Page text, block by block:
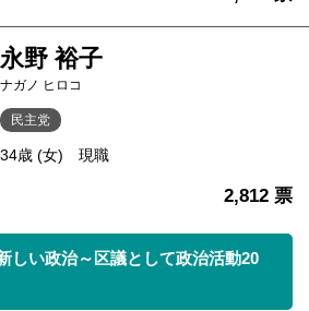
永野 裕子
ナガノ ヒロコ
民主党
34歳 (女) 現職
2,812 票
しい政治～区議として政治活動20